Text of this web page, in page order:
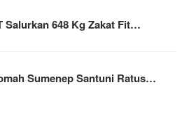
Salurkan 648 Kg Zakat Fit…
Sumenep Santuni Ratus…